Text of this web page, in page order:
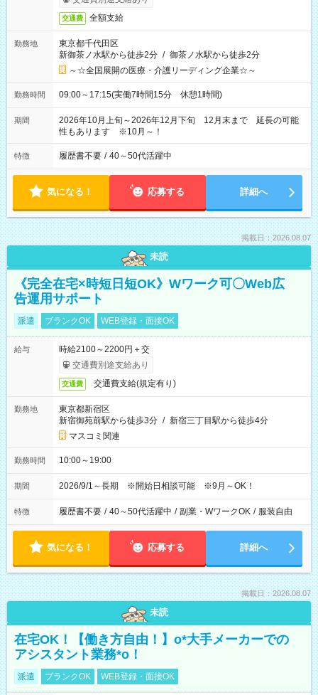
交通費 全額支給
勤務地
東京都千代田区
新御茶ノ水駅から徒歩2分 / 御茶ノ水駅から徒歩2分
～☆全国展開の医療・介護リーディング企業☆～
勤務時間 09:00～17:15(実働7時間15分 休憩1時間)
期間
2026年10月上旬～2026年12月下旬 12月末まで 延長の可能
性もあります ※10月～！
特徴 履歴書不要 / 40～50代活躍中
気になる！ 応募する 詳細へ
掲載日：2026.08.07
未読
《完全在宅×時短日短OK》Wワーク可〇Web広
告運用サポート
派遣 ブランクOK WEB登録・面接OK
給与
時給2100～2200円＋交
交通費別途支給あり
交通費 交通費支給(規定有り)
勤務地
東京都新宿区
新宿御苑前駅から徒歩3分 / 新宿三丁目駅から徒歩4分
マスコミ関連
勤務時間 10:00～19:00
期間 2026/9/1～長期 ※開始日相談可能 ※9月～OK！
特徴 履歴書不要 / 40～50代活躍中 / 副業・WワークOK / 服装自由
気になる！ 応募する 詳細へ
掲載日：2026.08.07
未読
在宅OK！【働き方自由！】o*大手メーカーでの
アシスタント業務*o！
派遣 ブランクOK WEB登録・面接OK